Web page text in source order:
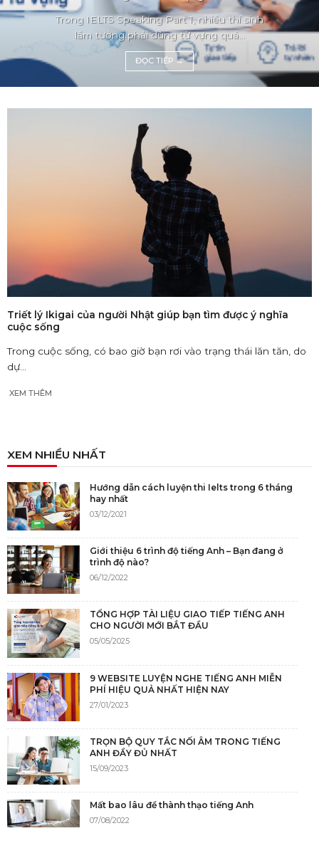
Trong IELTS Speaking Part 1, nhiều thí sinh
lầm tưởng phải dùng từ vựng quá...
ĐỌC TIẾP →
Triết lý Ikigai của người Nhật giúp bạn tìm được ý nghĩa
cuộc sống
Trong cuộc sống, có bao giờ bạn rơi vào trạng thái lăn tăn, do
dự...
XEM THÊM
XEM NHIỀU NHẤT
Hướng dẫn cách luyện thi Ielts trong 6 tháng
hay nhất
03/12/2021
Giới thiệu 6 trình độ tiếng Anh – Bạn đang ở
trình độ nào?
06/12/2022
TỔNG HỢP TÀI LIỆU GIAO TIẾP TIẾNG ANH
CHO NGƯỜI MỚI BẮT ĐẦU
05/05/2025
9 WEBSITE LUYỆN NGHE TIẾNG ANH MIỄN
PHÍ HIỆU QUẢ NHẤT HIỆN NAY
27/01/2023
TRỌN BỘ QUY TẮC NỐI ÂM TRONG TIẾNG
ANH ĐẦY ĐỦ NHẤT
15/09/2023
Mất bao lâu để thành thạo tiếng Anh
07/08/2022